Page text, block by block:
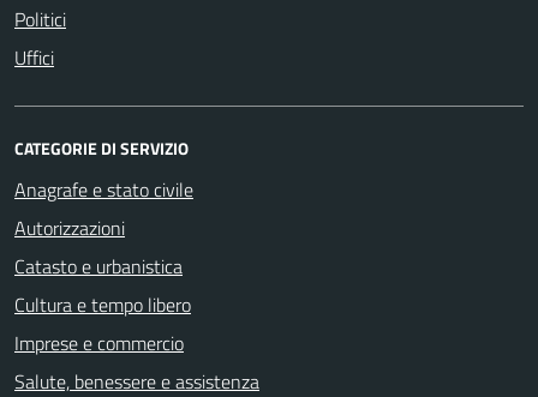
Politici
Uffici
CATEGORIE DI SERVIZIO
Anagrafe e stato civile
Autorizzazioni
Catasto e urbanistica
Cultura e tempo libero
Imprese e commercio
Salute, benessere e assistenza